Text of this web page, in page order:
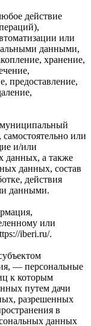
действие
или
данными,
хранение,
предоставление,
или
и/или
данных, а также
данных, состав
действия
данными.
или
iberi.ru/.
— персональные
к которым
путем дачи
разрешенных
в
данных